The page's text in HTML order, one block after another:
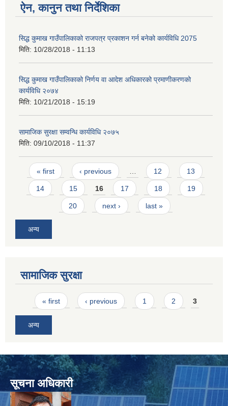
ऐन, कानुन तथा निर्देशिका
सिद्ध कुमाख गाउँपालिकाको राजपत्र प्रकाशन गर्न बनेको कार्यविधि 2075
मिति: 10/28/2018 - 11:13
सिद्ध कुमाख गाउँपालिकाको निर्णय वा आदेश अधिकारको प्रमाणीकरणको
कार्यविधि २०७४
मिति: 10/21/2018 - 15:19
सामाजिक सुरक्षा सम्वन्धि कार्यविधि २०७५
मिति: 09/10/2018 - 11:37
Pages
« first ‹ previous 12 13
14 15 16 17 18 19
20 next › last »
अन्य
सामाजिक सुरक्षा
Pages
« first ‹ previous 1 2 3
अन्य
सूचना अधिकारी